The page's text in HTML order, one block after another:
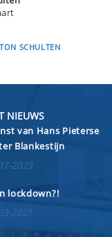
SCHULTEN
NIEUWS
van Hans Pieterse
Blankestijn
2023
lockdown?!
2021